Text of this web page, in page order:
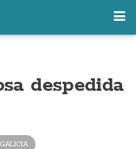
despedida
GALICIA